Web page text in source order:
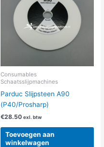
Consumables
Schaatsslijpmachines
Parduc Slijpsteen A90
(P40/Prosharp)
€28.50 exl. btw
Toevoegen aan
winkelwagen